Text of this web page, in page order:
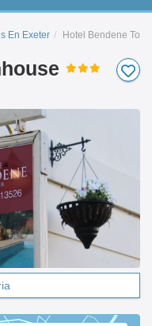
En Exeter Hotel Bendene